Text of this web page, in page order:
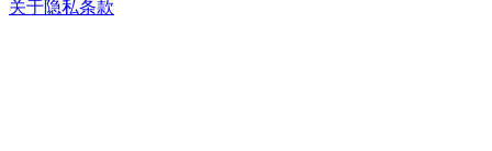
关于隐私条款